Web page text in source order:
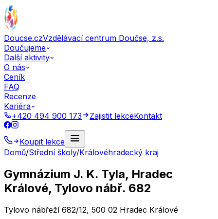
Doucse.czVzdělávací centrum Doučse, z.s.
Doučujeme
Další aktivity
O nás
Ceník
FAQ
Recenze
Kariéra
+420 494 900 173
Zajistit lekceKontakt
Koupit lekce
Domů/Střední školy/Královéhradecký kraj
Gymnázium J. K. Tyla, Hradec
Králové, Tylovo nábř. 682
Tylovo nábřeží 682/12, 500 02 Hradec Králové